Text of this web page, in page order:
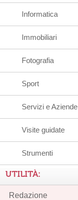
Informatica
Immobiliari
Fotografia
Sport
Servizi e Aziende
Visite guidate
Strumenti
UTILITÀ:
Redazione